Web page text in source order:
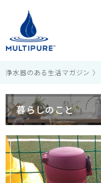
浄水器のある生活マガジン
暮らしのこと